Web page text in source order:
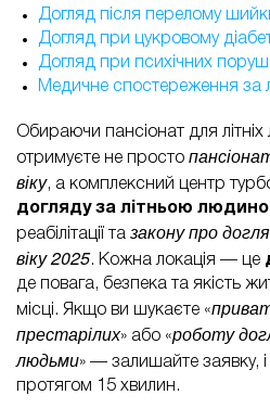
Догляд після перелому
Догляд при цукровому
Догляд при психічних
Медичне спостереження за
Обираючи пансіонат для літніх
отримуєте не просто
віку, а комплексний центр
догляду за літньою
реабілітації та закону про
віку 2025. Кожна локація — це
де повага, безпека та якість
місці. Якщо ви шукаєте «
престарілих» або «роботу
людьми» — залишайте заявку,
протягом 15 хвилин.